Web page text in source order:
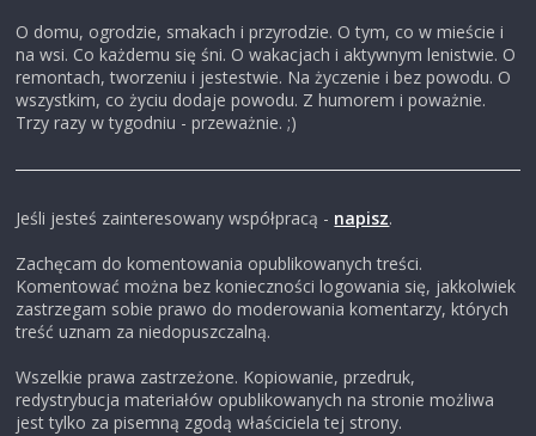
O domu, ogrodzie, smakach i przyrodzie. O tym, co w mieście i
na wsi. Co każdemu się śni. O wakacjach i aktywnym lenistwie. O
remontach, tworzeniu i jestestwie. Na życzenie i bez powodu. O
wszystkim, co życiu dodaje powodu. Z humorem i poważnie.
Trzy razy w tygodniu - przeważnie. ;)
Jeśli jesteś zainteresowany współpracą - napisz.
Zachęcam do komentowania opublikowanych treści.
Komentować można bez konieczności logowania się, jakkolwiek
zastrzegam sobie prawo do moderowania komentarzy, których
treść uznam za niedopuszczalną.
Wszelkie prawa zastrzeżone. Kopiowanie, przedruk,
redystrybucja materiałów opublikowanych na stronie możliwa
jest tylko za pisemną zgodą właściciela tej strony.